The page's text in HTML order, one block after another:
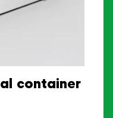
container